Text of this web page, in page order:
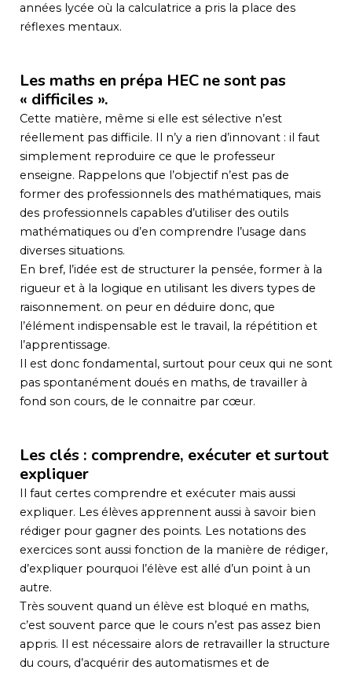
années lycée où la calculatrice a pris la place des
réflexes mentaux.
Les maths en prépa HEC ne sont pas
« difficiles ».
Cette matière, même si elle est sélective n’est
réellement pas difficile. Il n’y a rien d’innovant : il faut
simplement reproduire ce que le professeur
enseigne. Rappelons que l’objectif n’est pas de
former des professionnels des mathématiques, mais
des professionnels capables d’utiliser des outils
mathématiques ou d’en comprendre l’usage dans
diverses situations.
En bref, l’idée est de structurer la pensée, former à la
rigueur et à la logique en utilisant les divers types de
raisonnement. on peur en déduire donc, que
l’élément indispensable est le travail, la répétition et
l’apprentissage.
Il est donc fondamental, surtout pour ceux qui ne sont
pas spontanément doués en maths, de travailler à
fond son cours, de le connaitre par cœur.
Les clés : comprendre, exécuter et surtout
expliquer
Il faut certes comprendre et exécuter mais aussi
expliquer. Les élèves apprennent aussi à savoir bien
rédiger pour gagner des points. Les notations des
exercices sont aussi fonction de la manière de rédiger,
d’expliquer pourquoi l’élève est allé d’un point à un
autre.
Très souvent quand un élève est bloqué en maths,
c’est souvent parce que le cours n’est pas assez bien
appris. Il est nécessaire alors de retravailler la structure
du cours, d’acquérir des automatismes et de